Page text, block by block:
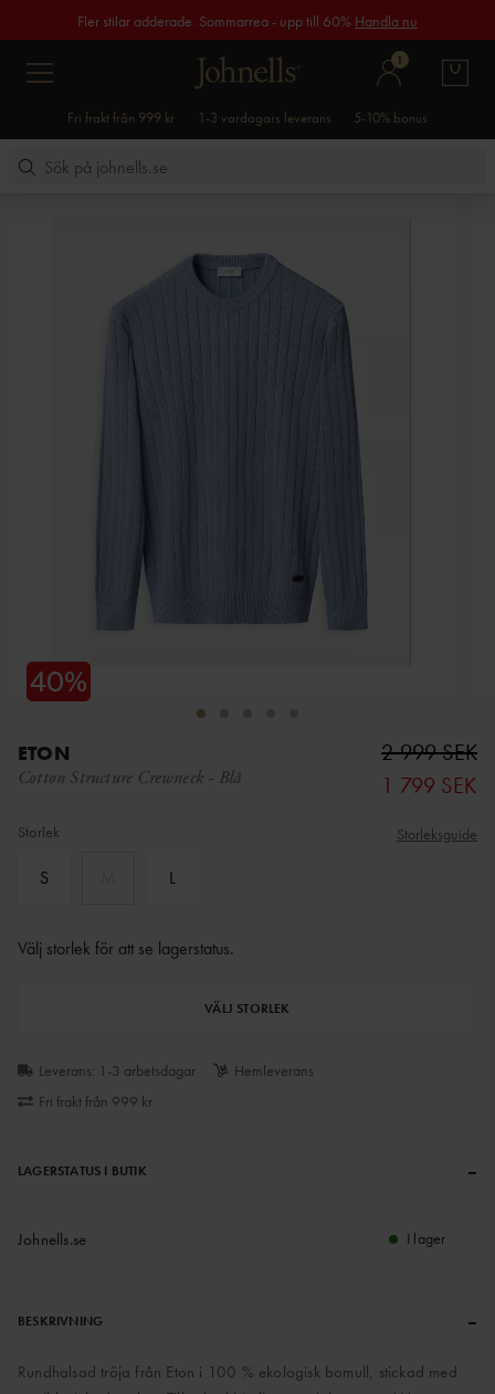
Fler stilar adderade. Sommarrea - upp till 60% Handla nu
1
Fri frakt från 999 kr 1-3 vardagars leverans 5-10% bonus
ETON
Cotton Structure Crewneck - Blå
2 999 SEK
1 799 SEK
Storlek Storleksguide
S L
Välj storlek för att se lagerstatus.
VÄLJ STORLEK
Leverans: 1-3 arbetsdagar
Hemleverans
Fri frakt från 999 kr
LAGERSTATUS I BUTIK –
Johnells.se I lager
BESKRIVNING –
Rundhalsad tröja från Eton i 100 % ekologisk bomull, stickad med